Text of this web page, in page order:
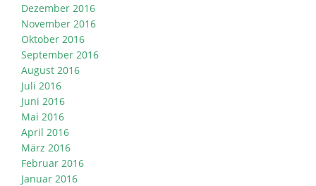
Dezember 2016
November 2016
Oktober 2016
September 2016
August 2016
Juli 2016
Juni 2016
Mai 2016
April 2016
März 2016
Februar 2016
Januar 2016